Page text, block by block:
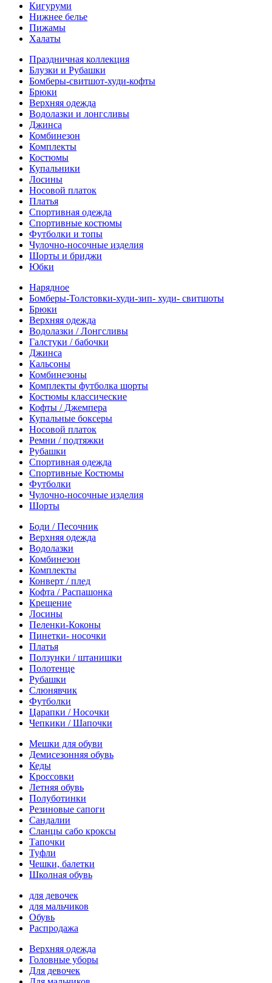
Кигуруми
Нижнее белье
Пижамы
Халаты
Праздничная коллекция
Блузки и Рубашки
Бомберы-свитшот-худи-кофты
Брюки
Верхняя одежда
Водолазки и лонгсливы
Джинса
Комбинезон
Комплекты
Костюмы
Купальники
Лосины
Носовой платок
Платья
Спортивная одежда
Спортивные костюмы
Футболки и топы
Чулочно-носочные изделия
Шорты и бриджи
Юбки
Нарядное
Бомберы-Толстовки-худи-зип- худи- свитшоты
Брюки
Верхняя одежда
Водолазки / Лонгсливы
Галстуки / бабочки
Джинса
Кальсоны
Комбинезоны
Комплекты футболка шорты
Костюмы классические
Кофты / Джемпера
Купальные боксеры
Носовой платок
Ремни / подтяжки
Рубашки
Спортивная одежда
Спортивные Костюмы
Футболки
Чулочно-носочные изделия
Шорты
Боди / Песочник
Верхняя одежда
Водолазки
Комбинезон
Комплекты
Конверт / плед
Кофта / Распашонка
Крещение
Лосины
Пеленки-Коконы
Пинетки- носочки
Платья
Ползунки / штанишки
Полотенце
Рубашки
Слюнявчик
Футболки
Царапки / Носочки
Чепкики / Шапочки
Мешки для обуви
Демисезонняя обувь
Кеды
Кроссовки
Летняя обувь
Полуботинки
Резиновые сапоги
Сандалии
Сланцы сабо кроксы
Тапочки
Туфли
Чешки, балетки
Школная обувь
для девочек
для мальчиков
Обувь
Распродажа
Верхняя одежда
Головные уборы
Для девочек